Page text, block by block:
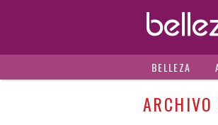
BELLEZA
ARCHIVO